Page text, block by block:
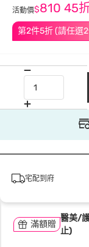
第2件5折 (請任選
活動價$810 45
宅配到府
滿額贈
醫美/
止)